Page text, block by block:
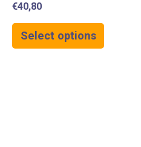
€40,80
Select options